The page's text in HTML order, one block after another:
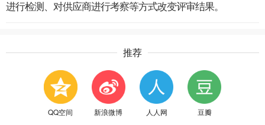
进行检测、对供应商进行考察等方式改变评审结果。
推荐
QQ空间 新浪微博 人人网 豆瓣